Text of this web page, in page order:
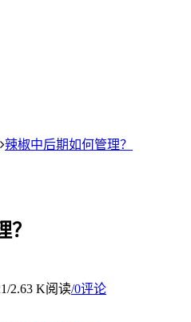
辣椒中后期如何管理？
/2.63 K阅读/0评论